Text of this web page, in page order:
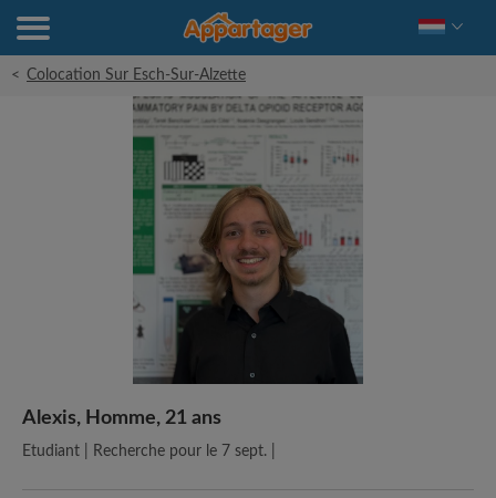
< Colocation Sur Esch-Sur-Alzette
Alexis, Homme, 21 ans
Etudiant | Recherche pour le 7 sept. |